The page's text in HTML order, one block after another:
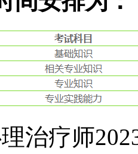
治疗师